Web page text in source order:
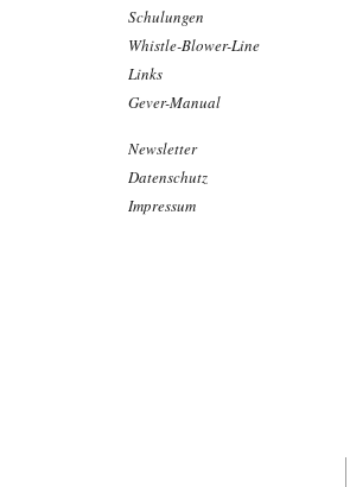
Schulungen
Whistle-Blower-Line
Links
Gever-Manual
Newsletter
Datenschutz
Impressum